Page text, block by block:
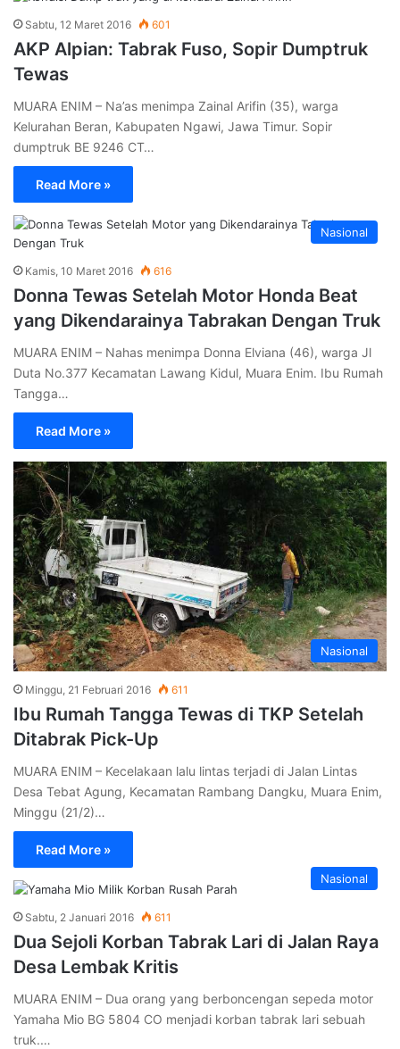
Sabtu, 12 Maret 2016 601
AKP Alpian: Tabrak Fuso, Sopir Dumptruk
Tewas
MUARA ENIM – Na’as menimpa Zainal Arifin (35), warga
Kelurahan Beran, Kabupaten Ngawi, Jawa Timur. Sopir
dumptruk BE 9246 CT…
Read More »
Nasional
Kamis, 10 Maret 2016 616
Donna Tewas Setelah Motor Honda Beat
yang Dikendarainya Tabrakan Dengan Truk
MUARA ENIM – Nahas menimpa Donna Elviana (46), warga Jl
Duta No.377 Kecamatan Lawang Kidul, Muara Enim. Ibu Rumah
Tangga…
Read More »
Nasional
Minggu, 21 Februari 2016 611
Ibu Rumah Tangga Tewas di TKP Setelah
Ditabrak Pick-Up
MUARA ENIM – Kecelakaan lalu lintas terjadi di Jalan Lintas
Desa Tebat Agung, Kecamatan Rambang Dangku, Muara Enim,
Minggu (21/2)…
Read More »
Nasional
Sabtu, 2 Januari 2016 611
Dua Sejoli Korban Tabrak Lari di Jalan Raya
Desa Lembak Kritis
MUARA ENIM – Dua orang yang berboncengan sepeda motor
Yamaha Mio BG 5804 CO menjadi korban tabrak lari sebuah
truk.…